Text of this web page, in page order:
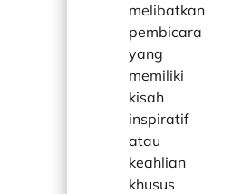
melibatkan
pembicara
yang
memiliki
kisah
inspiratif
atau
keahlian
khusus